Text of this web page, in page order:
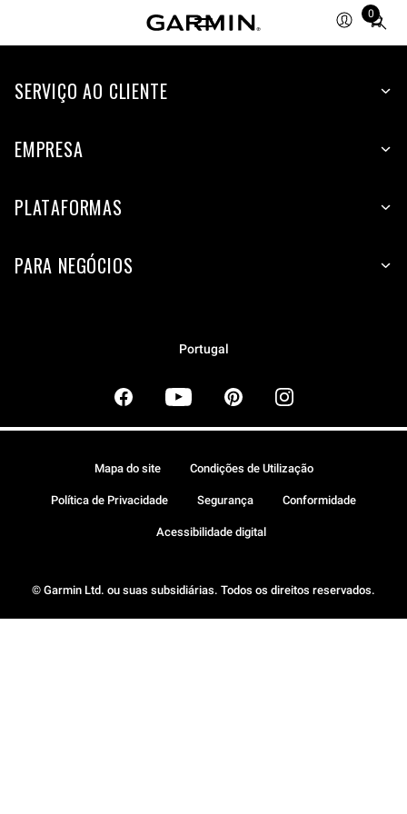
0
Total
items
cart:
SERVIÇO AO CLIENTE
EMPRESA
PLATAFORMAS
PARA NEGÓCIOS
Portugal
© Garmin Ltd. ou suas subsidiárias. Todos os direitos reservados.
Mapa do site Condições de Utilização
Política de Privacidade Segurança Conformidade
Acessibilidade digital